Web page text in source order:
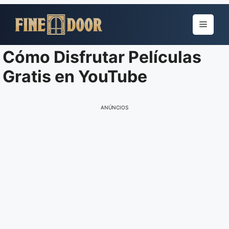
para
conteúdo
Menu
Cómo Disfrutar Películas
Gratis en YouTube
ANÚNCIOS